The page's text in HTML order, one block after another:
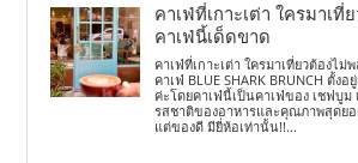
คาเฟ่ที่เกาะเต่า ใครมาเที่
คาเฟ่นี้เด็ดขาด
คาเฟ่ที่เกาะเต่า ใครมาเที่ยวต้องไ
คาเฟ่ BLUE SHARK BRUNCH ตั้ง
ค่ะโดยคาเฟ่นี้เป็นคาเฟ่ของ เชฟบูม
รสชาติของอาหารและคุณภาพสุดย
แต่ของดี มียี่ห้อเท่านั้น!!...